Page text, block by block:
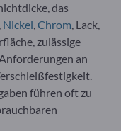
das
, Nickel,Chrom, Lack,
zulässige
an
führen oft zu